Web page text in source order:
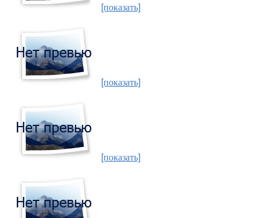
[показать]
[показать]
[показать]